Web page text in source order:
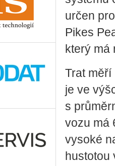
určen
Pikes
který
Trat měří
je ve
s
vozu má
vysoké
hustotou